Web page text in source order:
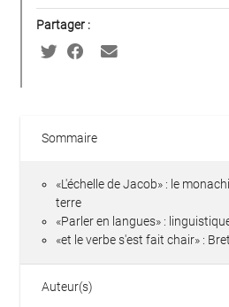
Partager :
Sommaire
«L'échelle de Jacob» : le
terre
«Parler en langues» :
«et le verbe s'est fait chair» :
Auteur(s)